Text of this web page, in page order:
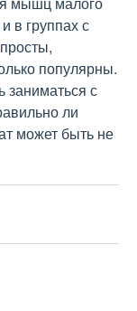
в группах с
популярны.
заниматься с
ли
может быть не